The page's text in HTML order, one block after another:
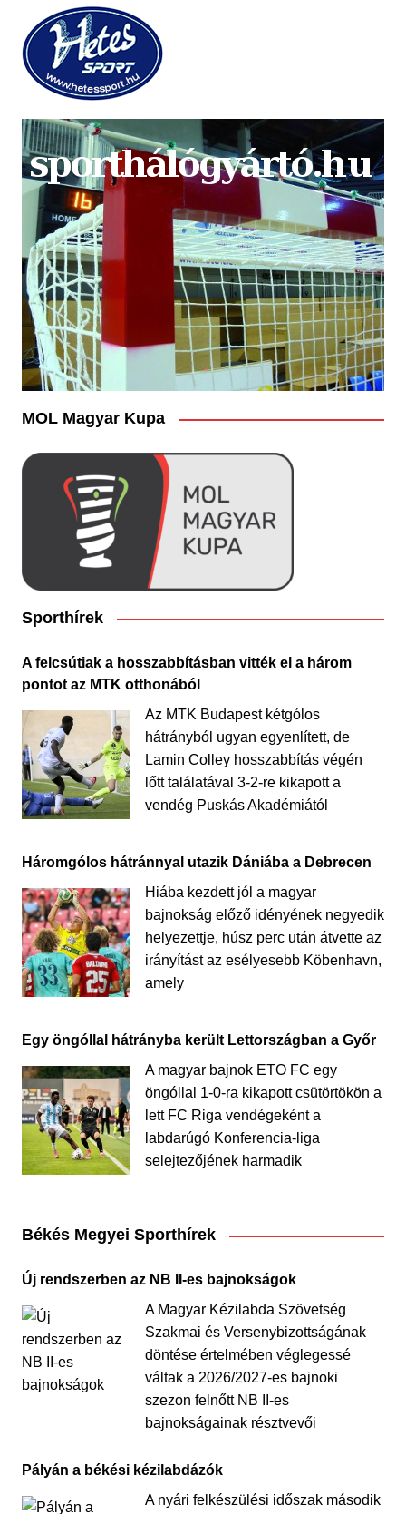
MOL Magyar Kupa
Sporthírek
A felcsútiak a hosszabbításban vitték el a három
pontot az MTK otthonából
Az MTK Budapest kétgólos
hátrányból ugyan egyenlített, de
Lamin Colley hosszabbítás végén
lőtt találatával 3-2-re kikapott a
vendég Puskás Akadémiától
Háromgólos hátránnyal utazik Dániába a Debrecen
Hiába kezdett jól a magyar
bajnokság előző idényének negyedik
helyezettje, húsz perc után átvette az
irányítást az esélyesebb Köbenhavn,
amely
Egy öngóllal hátrányba került Lettországban a Győr
A magyar bajnok ETO FC egy
öngóllal 1-0-ra kikapott csütörtökön a
lett FC Riga vendégeként a
labdarúgó Konferencia-liga
selejtezőjének harmadik
Békés Megyei Sporthírek
Új rendszerben az NB II-es bajnokságok
A Magyar Kézilabda Szövetség
Szakmai és Versenybizottságának
döntése értelmében véglegessé
váltak a 2026/2027-es bajnoki
szezon felnőtt NB II-es
bajnokságainak résztvevői
Pályán a békési kézilabdázók
A nyári felkészülési időszak második